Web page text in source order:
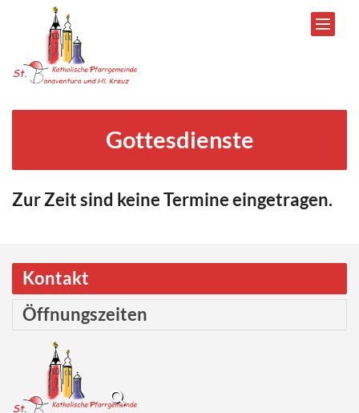
Zum Inhalt springen
Gottesdienste
Zur Zeit sind keine Termine eingetragen.
Kontakt
Öffnungszeiten